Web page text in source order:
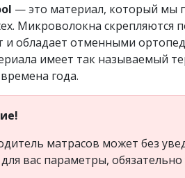
— это материал, который мы
Микроволокна скрепляются
и обладает отменными
имеет так называемый
года.
матрасов может без
вас параметры,